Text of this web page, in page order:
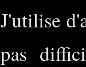
J'utilise
pas